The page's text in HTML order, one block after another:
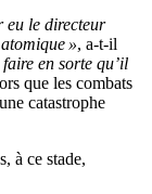
eu le directeur
», a-t-il
faire en sorte qu’il
que les combats
catastrophe
à ce stade,